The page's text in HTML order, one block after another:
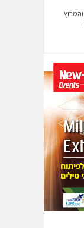
לא עוד טיל: סטארשיפ V3 והמרוץ